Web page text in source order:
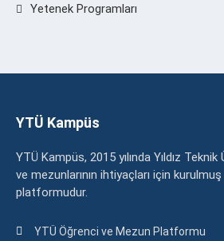
Yetenek Programları
YTÜ Kampüs
YTÜ Kampüs, 2015 yılında Yıldız
ve mezunlarının ihtiyaçları için
platformudur.
YTÜ Öğrenci ve Mezun Platformu